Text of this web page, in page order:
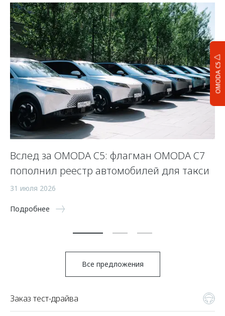
OMODA C5
Вслед за OMODA C5: флагман OMODA C7
пополнил реестр автомобилей для такси
31 июля 2026
Подробнее
Все предложения
Заказ тест-драйва